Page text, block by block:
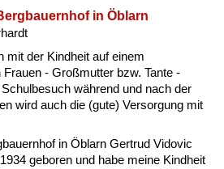
in Öblarn
mit der Kindheit auf einem
Frauen - Großmutter bzw. Tante -
während und nach der
wird auch die (gute) Versorgung mit
in Öblarn Gertrud Vidovic
geboren und habe meine Kindheit